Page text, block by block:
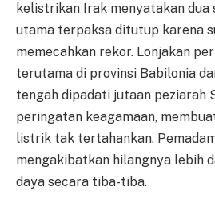
kelistrikan Irak menyatakan dua
utama terpaksa ditutup karena
memecahkan rekor. Lonjakan
terutama di provinsi Babilonia
tengah dipadati jutaan peziarah
peringatan keagamaan,
listrik tak tertahankan.
mengakibatkan hilangnya lebih
daya secara tiba-tiba.